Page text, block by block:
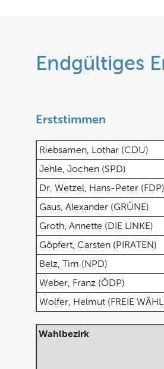
Endgültiges
Erststimmen
Riebsamen, Lothar (CDU)
Jehle, Jochen (SPD)
Dr. Wetzel, Hans-Peter (FDP)
Gaus, Alexander (GRÜNE)
Groth, Annette (DIE LINKE)
Göpfert, Carsten (PIRATEN)
Belz, Tim (NPD)
Weber, Franz (ÖDP)
Wolfer, Helmut (FREIE
Wahlbezirk